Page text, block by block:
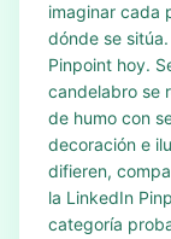
imaginar cada
dónde se
Pinpoint hoy.
candelabro se
de humo con
decoración e
difieren,
la LinkedIn
categoría